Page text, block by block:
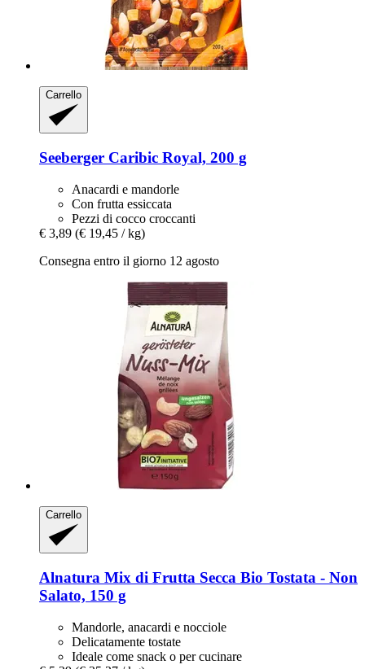
Carrello
Seeberger Caribic Royal, 200 g
Anacardi e mandorle
Con frutta essiccata
Pezzi di cocco croccanti
€ 3,89 (€ 19,45 / kg)
Consegna entro il giorno 12 agosto
Carrello
Alnatura Mix di Frutta Secca Bio Tostata -​ Non
Salato, 150 g
Mandorle, anacardi e nocciole
Delicatamente tostate
Ideale come snack o per cucinare